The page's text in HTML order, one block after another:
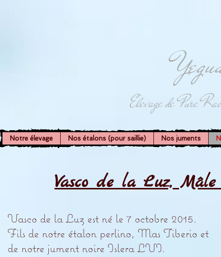
Elevage de Pure
Notre élevage Nos étalons (pour saillie) Nos juments
Vasco de la Luz,
Vasco de la Luz est né le 7 octobre 2015.
Fils de notre étalon perlino, Mas Tiberio et
de notre jument noire Islera LVI.